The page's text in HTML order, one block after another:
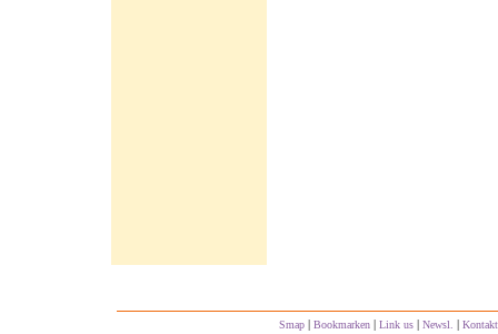
Smap | Bookmarken | Link us | Newsl. | Kontakt